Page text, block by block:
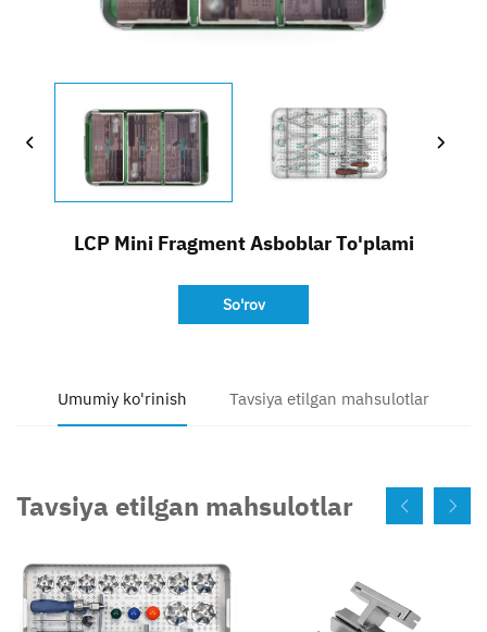
LCP Mini Fragment Asboblar To'plami
So'rov
Umumiy ko'rinish Tavsiya etilgan mahsulotlar
Tavsiya etilgan mahsulotlar